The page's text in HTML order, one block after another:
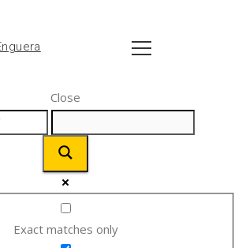
Close
Exact matches only